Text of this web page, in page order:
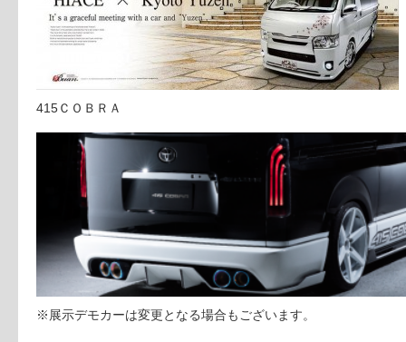
415ＣＯＢＲＡ
※展示デモカーは変更となる場合もございます。